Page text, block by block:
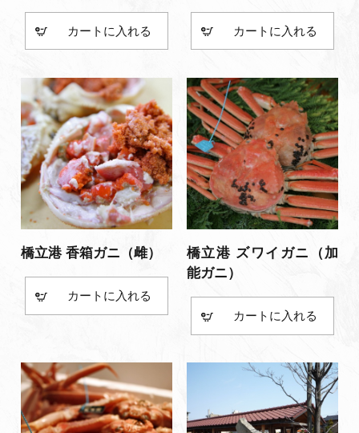
カート カート
橋立港 香箱ガニ（雌）
カート
橋立港 ズワイガニ（加
能ガニ）
カート